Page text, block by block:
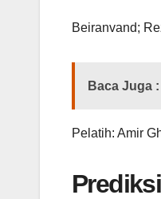
Beiranvand;
Baca Juga :
Pelatih: Amir